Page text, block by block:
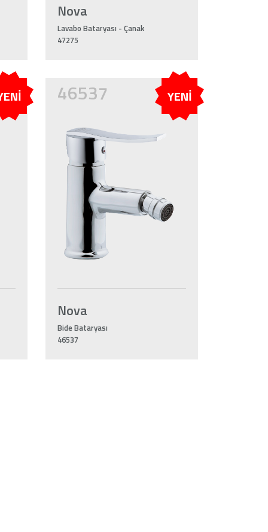
Nova
Lavabo Bataryası - Çanak
47275
46537 YENİ
Nova
Bide Bataryası
46537